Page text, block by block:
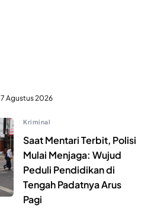
7 Agustus 2026
Kriminal
Saat Mentari Terbit, Polisi
Mulai Menjaga: Wujud
Peduli Pendidikan di
Tengah Padatnya Arus
Pagi